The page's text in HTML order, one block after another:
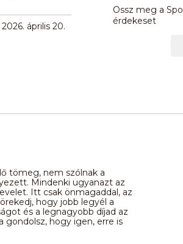
2026. április 20.
Ossz meg a
érdekeset
tömeg, nem szólnak a
Mindenki ugyanazt az
Itt csak önmagaddal, az
hogy jobb legyél a
és a legnagyobb díjad az
gondolsz, hogy igen, erre is